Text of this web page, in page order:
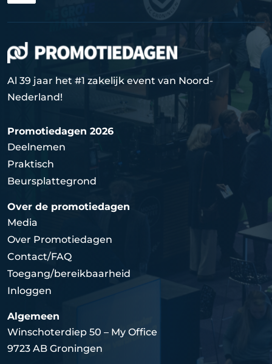
Al 39 jaar het #1 zakelijk event van Noord-
Nederland!
Promotiedagen 2026
Deelnemen
Praktisch
Beursplattegrond
Over de promotiedagen
Media
Over Promotiedagen
Contact/FAQ
Toegang/bereikbaarheid
Inloggen
Algemeen
Winschoterdiep 50 – My Office
9723 AB Groningen